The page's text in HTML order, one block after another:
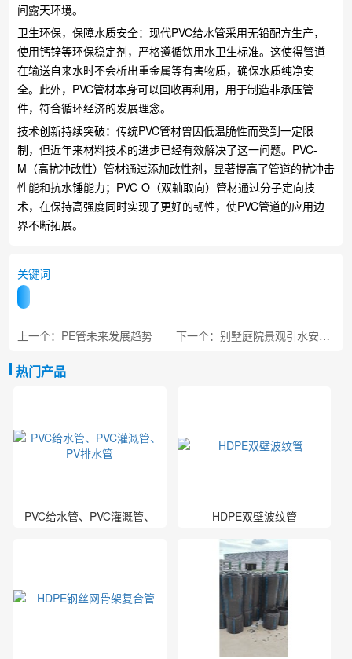
间露天环境。
卫生环保，保障水质安全：现代PVC给水管采用无铅配方生产，
使用钙锌等环保稳定剂，严格遵循饮用水卫生标准。这使得管道
在输送自来水时不会析出重金属等有害物质，确保水质纯净安
全。此外，PVC管材本身可以回收再利用，用于制造非承压管
件，符合循环经济的发展理念。
技术创新持续突破：传统PVC管材曾因低温脆性而受到一定限
制，但近年来材料技术的进步已经有效解决了这一问题。PVC-
M（高抗冲改性）管材通过添加改性剂，显著提高了管道的抗冲击
性能和抗水锤能力；PVC-O（双轴取向）管材通过分子定向技
术，在保持高强度同时实现了更好的韧性，使PVC管道的应用边
界不断拓展。
关键词
上一个：PE管未来发展趋势 下一个：别墅庭院景观引水安装PVC管造型美观实用
热门产品
PVC给水管、PVC灌溉管、
HDPE双壁波纹管